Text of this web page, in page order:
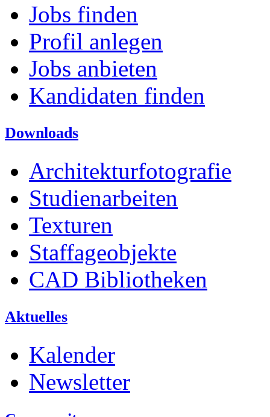
Jobs finden
Profil anlegen
Jobs anbieten
Kandidaten finden
Downloads
Architekturfotografie
Studienarbeiten
Texturen
Staffageobjekte
CAD Bibliotheken
Aktuelles
Kalender
Newsletter